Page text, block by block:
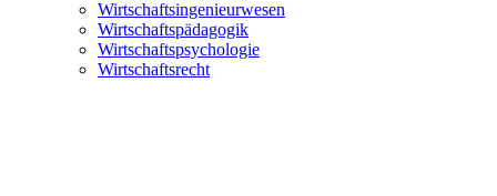
Wirtschaftsingenieurwesen
Wirtschaftspädagogik
Wirtschaftspsychologie
Wirtschaftsrecht